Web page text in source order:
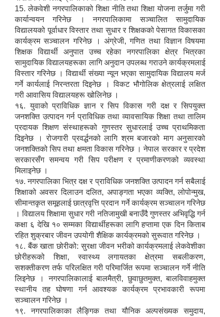
15. लेकवेशी नगरपालिकाको शिक्षा नीति तथा शिक्षा योजना तर्जुमा गरी
कार्यान्वयन गरिनेछ । नगरपालिकामा सञ्चालित सामुदायिक
विद्यालयको पूर्वाधार विस्तार तथा सुधार र शिक्षकको पेसागत विकासका
कार्यक्रम सञ्चालन गरिनेछ । अंग्रेजी, गणित तथा विज्ञान विषयमा
शिक्षक विद्यार्थी अनुपात उच्च रहेका नगरपालिका क्षेत्र भित्रका
सामुदायिक विद्यालयहरूका लागि अनुदान उपलब्ध गराउने कार्यक्रमलाई
विस्तार गरिनेछ । विद्यार्थी संख्या न्यून भएका सामुदायिक विद्यालय मर्ज
गर्ने कार्यलाई निरन्तरता दिइनेछ । विकट भौगोलिक क्षेत्रलाई लक्षित
गरी आवासिय विद्यालयहरू खोलिनेछ ।
१६. युवाको प्राविधिक ज्ञान र सिप विकास गरी दक्ष र सिपयुक्त
जनशक्ति उत्पादन गर्न प्राविधिक तथा व्यावसायिक शिक्षा तथा तालिम
प्रदायक शिक्षण संस्थाहरूको गुणस्तर सुधारलाई उच्च प्राथमिकता
दिइनेछ । रोजगारी प्रवर्द्धनको लागि श्रम बजारको माग अनुसारको
जनशक्तिको सिप तथा क्षमता विकास गरिनेछ । नेपाल सरकार र प्रदेश
सरकारसँग समन्वय गरी सिप परीक्षण र प्रमाणीकरणको व्यवस्था
मिलाइनेछ ।
१७. नगरपालिका भित्र दक्ष र प्राविधिक जनशक्ति उत्पादन गर्न सबैलाई
शिक्षाको अवसर दिलाउन दलित, अपाङ्गता भएका व्यक्ति, लोपोन्मुख,
सीमान्तकृत समूहलाई छात्रवृत्ति प्रदान गर्ने कार्यक्रम सञ्चालन गरिनेछ
। विद्यालय शिक्षामा सुधार गरी नतिजामुखी बनाउँदै गुणस्तर अभिवृद्धि गर्न
कक्षा ६ देखि १० सम्मका विद्यार्थीहरूका लागि हप्तामा एक दिन किताब
रहित शुक्रबार जीवन उपयोगी शैक्षिक कार्यक्रमको सुरूवात गरिनेछ ।
१८. बैंक खाता छोरीको: सुरक्षा जीवन भरीको कार्यक्रमलाई लेकवेशीका
छोरीहरूको शिक्षा, स्वास्थ्य लगायतका क्षेत्रमा सबलीकरण,
सशक्तीकरण तर्फ परिलक्षित गरी परिमार्जित रूपमा सञ्चालन गर्ने नीति
लिइनेछ । नगरपालिकालाई बालमैत्री, छुवाछुतमुक्त, बालविवाहमुक्त
स्थानीय तह घोषणा गर्न आवश्यक कार्यक्रम प्रभावकारी रूपमा
सञ्चालन गरिनेछ ।
१९. नगरपालिकाका लैङ्गिक तथा यौनिक अल्पसंख्यक समुदाय,